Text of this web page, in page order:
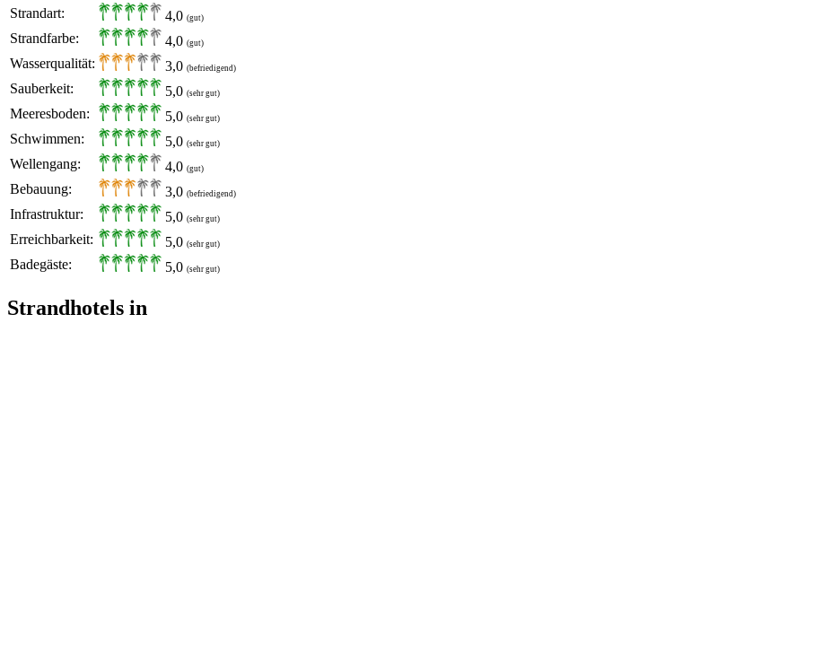
Strandart: 4,0 (gut)
Strandfarbe: 4,0 (gut)
Wasserqualität: 3,0 (befriedigend)
Sauberkeit: 5,0 (sehr gut)
Meeresboden: 5,0 (sehr gut)
Schwimmen: 5,0 (sehr gut)
Wellengang: 4,0 (gut)
Bebauung: 3,0 (befriedigend)
Infrastruktur: 5,0 (sehr gut)
Erreichbarkeit: 5,0 (sehr gut)
Badegäste: 5,0 (sehr gut)
Strandhotels in